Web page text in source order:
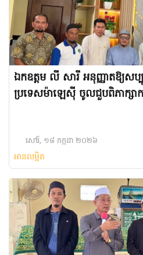
ឯកឧត្តម លី សារី​ អនុញ្ញាតឱ្យស
ប្រទេសម៉ាឡេស៊ី​ ​ចូលជួបពិភាក្សាក
សៅរ៍, ១៨ កក្កដា ២០២៦
អានលម្អិត